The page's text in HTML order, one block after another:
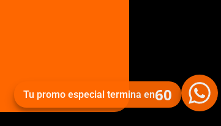
Tu promo especial termina en60